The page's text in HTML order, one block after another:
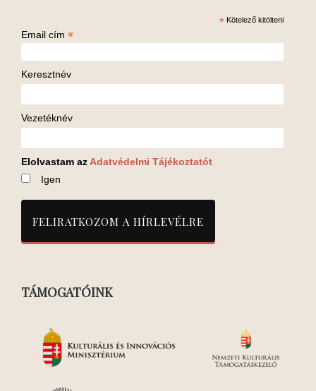
* Kötelező kitölteni
Email cím *
Keresztnév
Vezetéknév
Elolvastam az Adatvédelmi Tájékoztatót
Igen
TÁMOGATÓINK